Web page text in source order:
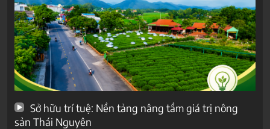
Sở hữu trí tuệ: Nền tảng nâng tầm giá trị nông
sản Thái Nguyên